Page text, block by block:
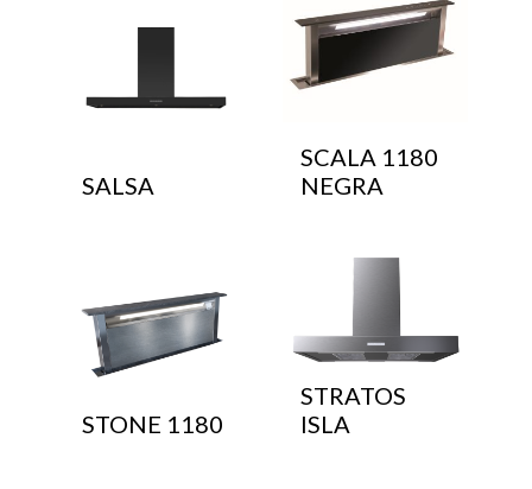
SALSA
SCALA 1180
NEGRA
STONE 1180
STRATOS
ISLA